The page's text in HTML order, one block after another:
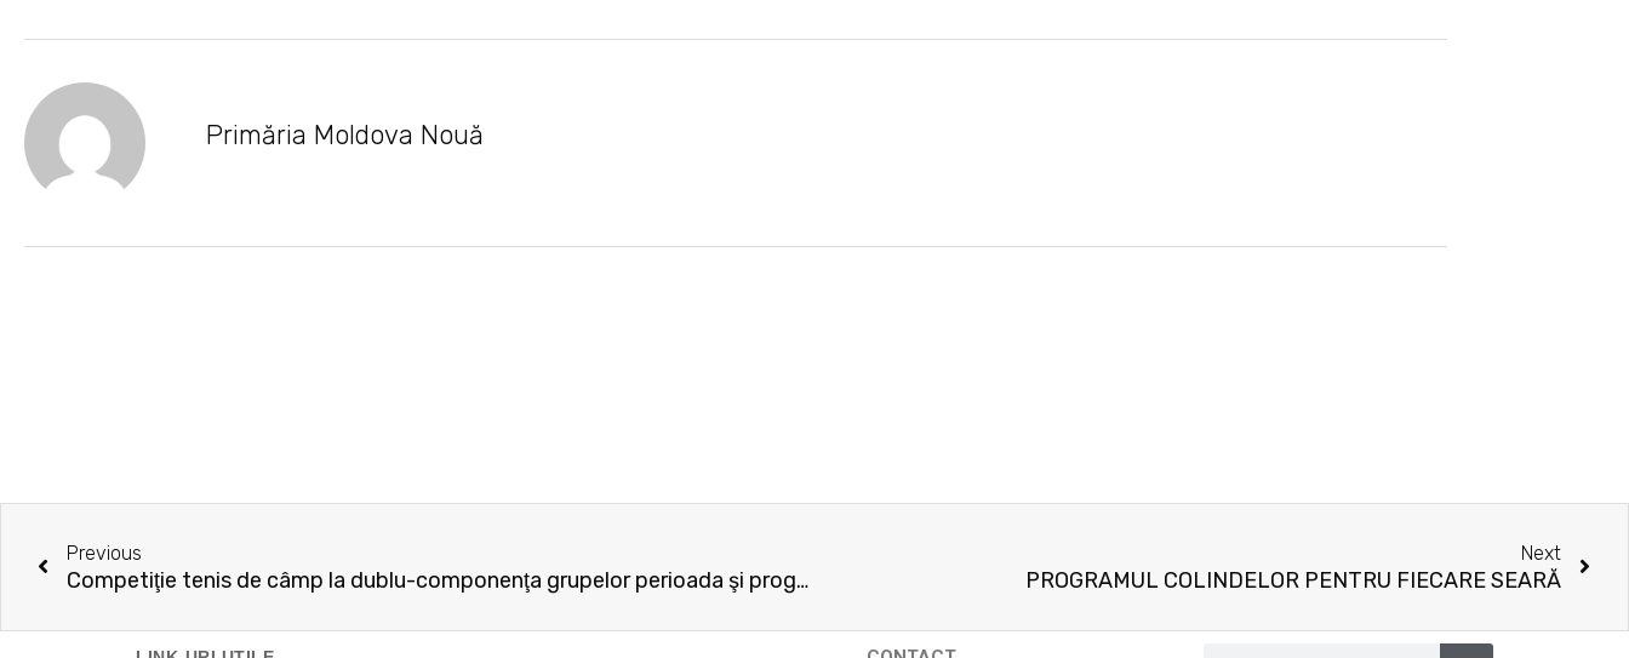
Primăria Moldova Nouă
Previous
Competiţie tenis de câmp la dublu-componenţa grupelor perioada şi programul de desfăşurare al meciurilor
Next
PROGRAMUL COLINDELOR PENTRU FIECARE SEARĂ
Search